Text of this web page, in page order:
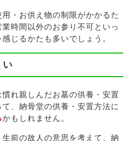
・お供え物の制限がかかるた
時間以外のお参り不可といっ
じるかたも多いでしょう。
い
れ親しんだお墓の供養・安置
、納骨堂の供養・安置方法に
かもしれません。
前の故人の意思を考えて、納